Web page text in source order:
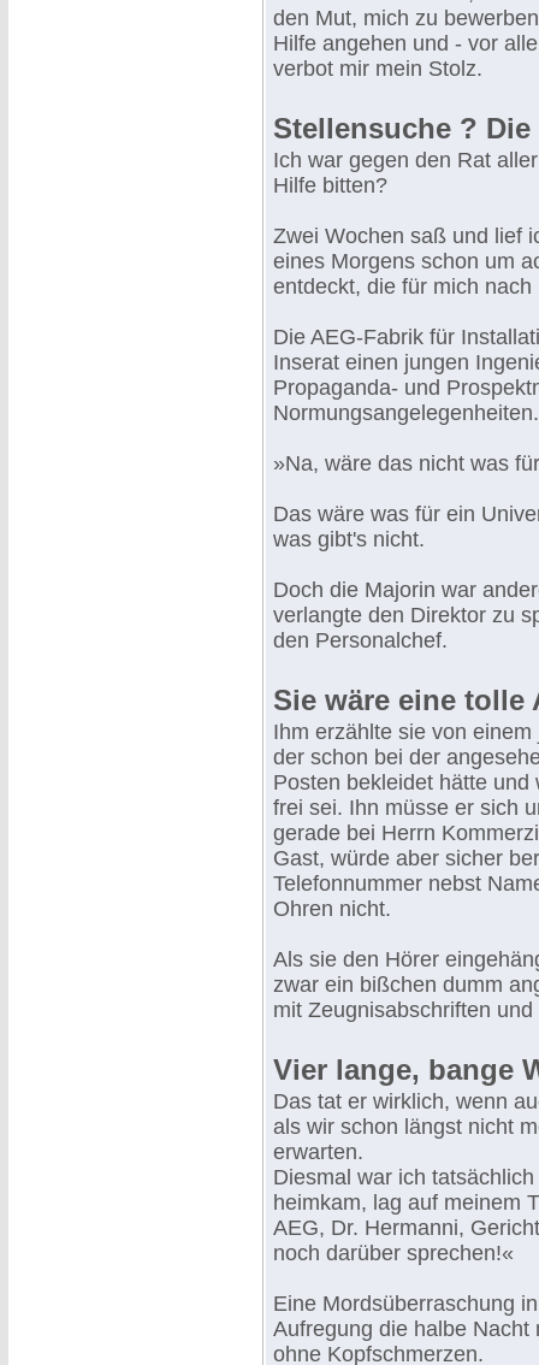
den Mut, mich zu
Hilfe angehen und - vor
verbot mir mein Stolz.
Stellensuche ?
Ich war gegen den Rat
Hilfe bitten?
Zwei Wochen saß und lief
eines Morgens schon um
entdeckt, die für mich
Die AEG-Fabrik für
Inserat einen jungen
Propaganda- und
Normungsangelegenheiten.
»Na, wäre das nicht was
Das wäre was für ein
was gibt's nicht.
Doch die Majorin war
verlangte den Direktor zu
den Personalchef.
Sie wäre eine tolle
Ihm erzählte sie von
der schon bei der
Posten bekleidet hätte
frei sei. Ihn müsse er sich
gerade bei Herrn
Gast, würde aber sicher
Telefonnummer nebst
Ohren nicht.
Als sie den Hörer
zwar ein bißchen dumm
mit Zeugnisabschriften
Vier lange, bange
Das tat er wirklich, wenn
als wir schon längst nicht
erwarten.
Diesmal war ich
heimkam, lag auf meinem
AEG, Dr. Hermanni,
noch darüber sprechen!«
Eine Mordsüberraschung
Aufregung die halbe
ohne Kopfschmerzen.